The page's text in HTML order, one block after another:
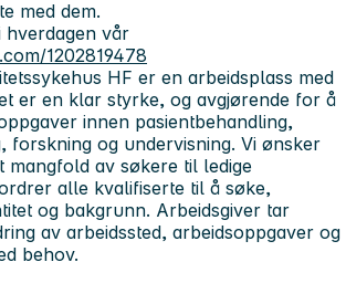
med dem.
hverdagen vår
1202819478
HF er en arbeidsplass med
er en klar styrke, og avgjørende for å
innen pasientbehandling,
forskning og undervisning. Vi ønsker
mangfold av søkere til ledige
alle kvalifiserte til å søke,
og bakgrunn. Arbeidsgiver tar
av arbeidssted, arbeidsoppgaver og
behov.